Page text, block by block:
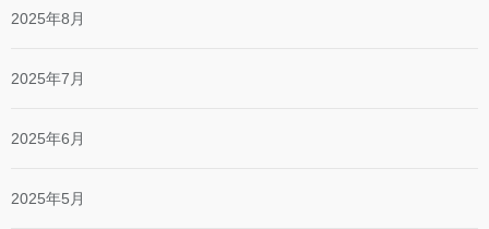
2025年8月
2025年7月
2025年6月
2025年5月